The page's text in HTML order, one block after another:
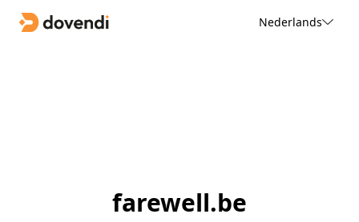
Nederlands
farewell.be